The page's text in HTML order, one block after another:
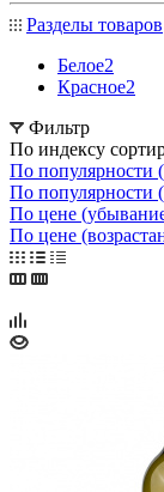
Разделы товаров
Белое2
Красное2
Фильтр
По индексу
По популярности
По популярности
По цене
По цене